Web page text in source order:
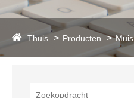
Thuis Producten Muis